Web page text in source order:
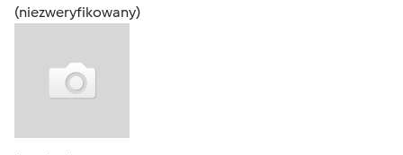
(niezweryfikowany)